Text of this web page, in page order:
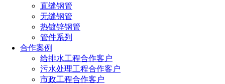
直缝钢管
无缝钢管
热镀锌钢管
管件系列
合作案例
给排水工程合作客户
污水处理工程合作客户
市政工程合作客户